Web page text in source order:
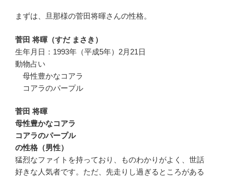
まずは、旦那様の菅田将暉さんの性格。
菅田 将暉（すだ まさき）
生年月日：1993年（平成5年）2月21日
動物占い
母性豊かなコアラ
コアラのパープル
菅田 将暉
母性豊かなコアラ
コアラのパープル
の性格（男性）
猛烈なファイトを持っており、ものわかりがよく、世話
好きな人気者です。ただ、先走りし過ぎるところがある